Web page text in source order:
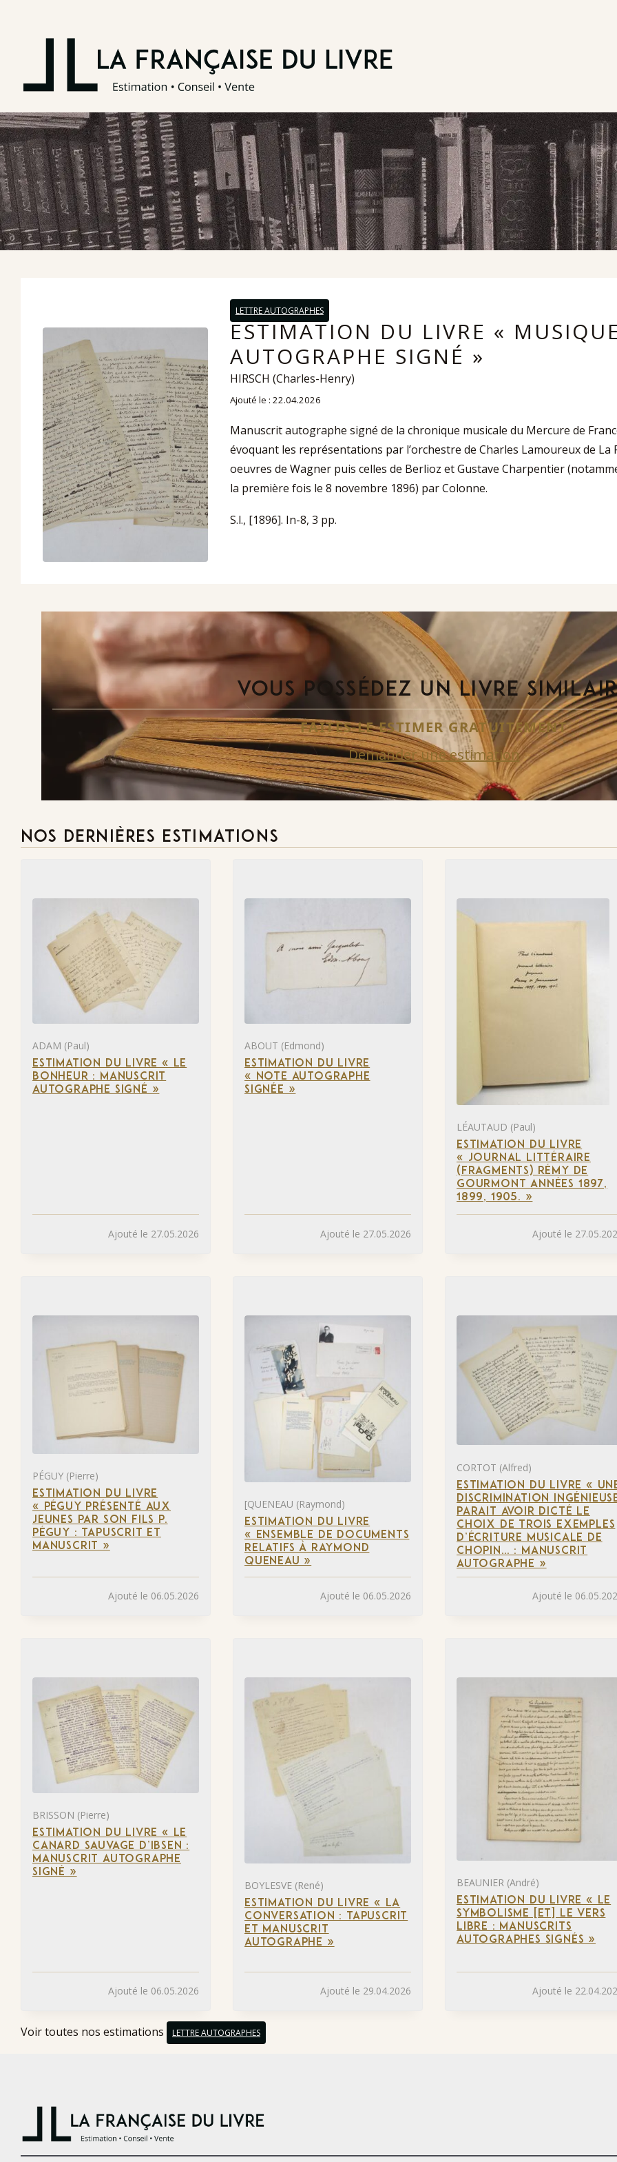
LETTRE AUTOGRAPHES
ESTIMATION DU LIVRE «
AUTOGRAPHE SIGNÉ »
HIRSCH (Charles-Henry)
Ajouté le : 22.04.2026
Manuscrit autographe signé de la chronique musicale du Mercure de
évoquant les représentations par l’orchestre de Charles Lamoureux de La
oeuvres de Wagner puis celles de Berlioz et Gustave Charpentier
la première fois le 8 novembre 1896) par Colonne.
S.l., [1896]. In-8, 3 pp.
VOUS POSSÉDEZ UN LIVRE
FAITES-LE ESTIMER GRATUITEMENT
Demander une estimation
NOS DERNIÈRES ESTIMATIONS
ADAM (Paul)
ESTIMATION DU LIVRE « LE
BONHEUR : MANUSCRIT
AUTOGRAPHE SIGNÉ »
Ajouté le 27.05.2026
ABOUT (Edmond)
ESTIMATION DU LIVRE
« NOTE AUTOGRAPHE
SIGNÉE »
Ajouté le 27.05.2026
LÉAUTAUD (Paul)
ESTIMATION DU LIVRE
« JOURNAL LITTÉRAIRE
(FRAGMENTS) RÉMY DE
GOURMONT ANNÉES 1897,
1899, 1905. »
Ajouté le
PÉGUY (Pierre)
ESTIMATION DU LIVRE
« PÉGUY PRÉSENTÉ AUX
JEUNES PAR SON FILS P.
PÉGUY : TAPUSCRIT ET
MANUSCRIT »
Ajouté le 06.05.2026
[QUENEAU (Raymond)
ESTIMATION DU LIVRE
« ENSEMBLE DE DOCUMENTS
RELATIFS À RAYMOND
QUENEAU »
Ajouté le 06.05.2026
CORTOT (Alfred)
ESTIMATION DU LIVRE «
DISCRIMINATION
PARAIT AVOIR DICTÉ LE
CHOIX DE TROIS EXEMPLES
D’ÉCRITURE MUSICALE DE
CHOPIN… : MANUSCRIT
AUTOGRAPHE »
Ajouté le
BRISSON (Pierre)
ESTIMATION DU LIVRE « LE
CANARD SAUVAGE D’IBSEN :
MANUSCRIT AUTOGRAPHE
SIGNÉ »
Ajouté le 06.05.2026
BOYLESVE (René)
ESTIMATION DU LIVRE « LA
CONVERSATION : TAPUSCRIT
ET MANUSCRIT
AUTOGRAPHE »
Ajouté le 29.04.2026
BEAUNIER (André)
ESTIMATION DU LIVRE « LE
SYMBOLISME [ET] LE VERS
LIBRE : MANUSCRITS
AUTOGRAPHES SIGNÉS »
Ajouté le
Voir toutes nos estimations LETTRE AUTOGRAPHES